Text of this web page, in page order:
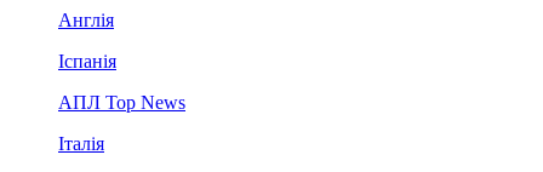
Англія
Іспанія
АПЛ Top News
Італія